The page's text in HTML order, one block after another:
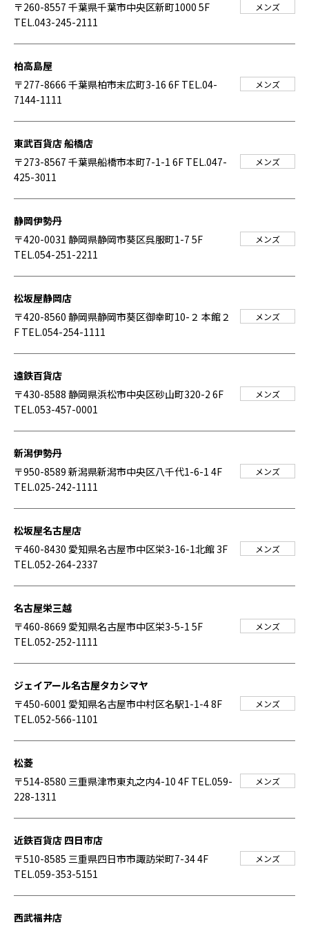
〒260-8557 千葉県千葉市中央区新町1000 5F
TEL.043-245-2111
メンズ
柏高島屋
〒277-8666 千葉県柏市末広町3-16 6F TEL.04-
7144-1111
メンズ
東武百貨店 船橋店
〒273-8567 千葉県船橋市本町7-1-1 6F TEL.047-
425-3011
メンズ
静岡伊勢丹
〒420-0031 静岡県静岡市葵区呉服町1-7 5F
TEL.054-251-2211
メンズ
松坂屋静岡店
〒420-8560 静岡県静岡市葵区御幸町10-２ 本館２
F TEL.054-254-1111
メンズ
遠鉄百貨店
〒430-8588 静岡県浜松市中央区砂山町320-2 6F
TEL.053-457-0001
メンズ
新潟伊勢丹
〒950-8589 新潟県新潟市中央区八千代1-6-1 4F
TEL.025-242-1111
メンズ
松坂屋名古屋店
〒460-8430 愛知県名古屋市中区栄3-16-1北館 3F
TEL.052-264-2337
メンズ
名古屋栄三越
〒460-8669 愛知県名古屋市中区栄3-5-1 5F
TEL.052-252-1111
メンズ
ジェイアール名古屋タカシマヤ
〒450-6001 愛知県名古屋市中村区名駅1-1-4 8F
TEL.052-566-1101
メンズ
松菱
〒514-8580 三重県津市東丸之内4-10 4F TEL.059-
228-1311
メンズ
近鉄百貨店 四日市店
〒510-8585 三重県四日市市諏訪栄町7-34 4F
TEL.059-353-5151
メンズ
西武福井店